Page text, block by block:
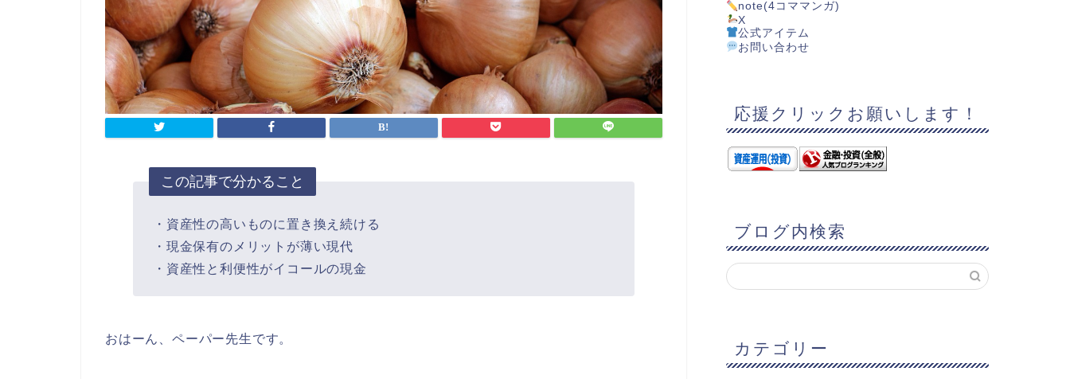
この記事で分かること
・資産性の高いものに置き換え続ける
・現金保有のメリットが薄い現代
・資産性と利便性がイコールの現金
おはーん、ペーパー先生です。
note(4コママンガ)
X
公式アイテム
お問い合わせ
応援クリックお願いします！
ブログ内検索
カテゴリー